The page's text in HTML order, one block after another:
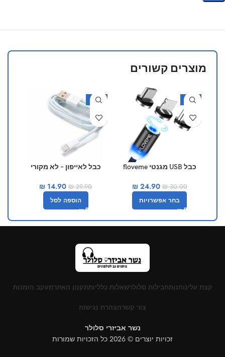
מוצרים קשורים
-17%
כבל USB מגנטי floveme
₪30.00
₪24.90
בחר אפשרויות
-50%
כבל לאייפון – לא מקורי
₪29.90
₪ 14.90
הוספה לסל
קצת עלינוחנותחבילות סלולרשאלות כלליותתקנון האתרמעקב הזמנות
צור קשרהצהרת נגישות
נשר אביזרי סלולר
זכויות יוצרים © 2026 כל הזכויות שמורות